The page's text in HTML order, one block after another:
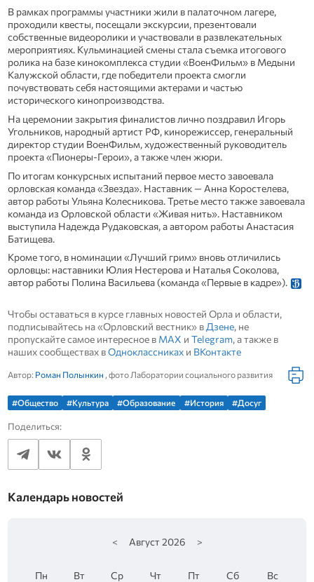
В рамках программы участники жили в палаточном лагере,
проходили квесты, посещали экскурсии, презентовали
собственные видеоролики и участвовали в развлекательных
мероприятиях. Кульминацией смены стала съемка итогового
ролика на базе кинокомплекса студии «ВоенФильм» в Медыни
Калужской области, где победители проекта смогли
почувствовать себя настоящими актерами и частью
исторического кинопроизводства.
На церемонии закрытия финалистов лично поздравил Игорь
Угольников, народный артист РФ, кинорежиссер, генеральный
директор студии ВоенФильм, художественный руководитель
проекта «Пионеры-Герои», а также член жюри.
По итогам конкурсных испытаний первое место завоевала
орловская команда «Звезда». Наставник — Анна Коростелева,
автор работы Ульяна Колесникова. Третье место также завоевала
команда из Орловской области «Живая нить». Наставником
выступила Надежда Рудаковская, а автором работы Анастасия
Батищева.
Кроме того, в номинации «Лучший грим» вновь отличились
орловцы: наставники Юлия Нестерова и Наталья Соколова,
автор работы Полина Васильева (команда «Первые в кадре»).
Чтобы оставаться в курсе главных новостей Орла и области,
подписывайтесь на «Орловский вестник» в Дзене, не
пропускайте самое интересное в MAX и Telegram, а также в
наших сообществах вОдноклассникахи ВКонтакте
Автор: Роман Полынкин , фото Лаборатории социального развития
#Общество #Культура #Образование #История #Досуг
Поделиться:
Календарь новостей
< Август 2026 >
Пн Вт Ср Чт Пт Сб
Вс